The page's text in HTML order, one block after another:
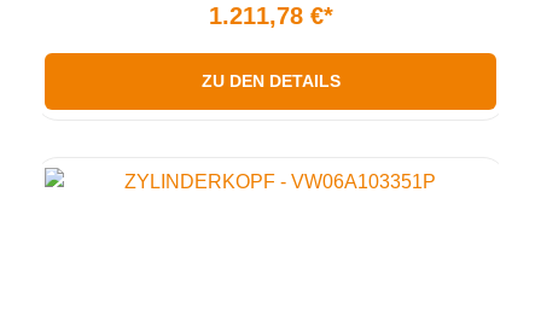
1.211,78 €*
ZU DEN DETAILS